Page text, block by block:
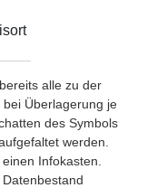
alle zu der
Überlagerung je
des Symbols
werden.
Infokasten.